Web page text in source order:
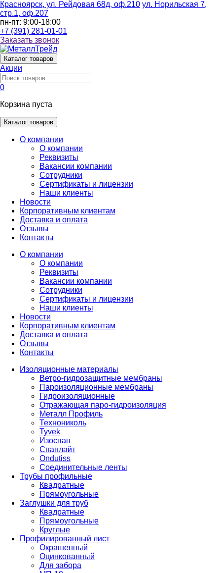
Красноярск, ул. Рейдовая 68д, оф.210 ул. Норильская 7,
стр.1, оф.207
пн-пт: 9:00-18:00
+7 (391) 281-01-01
Заказать звонок
Каталог товаров
Акции
0
Корзина пуста
Каталог товаров
О компании
О компании
Реквизиты
Вакансии компании
Сотрудники
Сертификаты и лицензии
Наши клиенты
Новости
Корпоративным клиентам
Доставка и оплата
Отзывы
Контакты
О компании
О компании
Реквизиты
Вакансии компании
Сотрудники
Сертификаты и лицензии
Наши клиенты
Новости
Корпоративным клиентам
Доставка и оплата
Отзывы
Контакты
Изоляционные материалы
Ветро-гидрозащитные мембраны
Пароизоляционные мембраны
Гидроизоляционные
Отражающая паро-гидроизоляция
Металл Профиль
Технониколь
Tyvek
Изоспан
Спанлайт
Ondutiss
Соединительные ленты
Трубы профильные
Квадратные
Прямоугольные
Заглушки для труб
Квадратные
Прямоугольные
Круглые
Профилированный лист
Окрашенный
Оцинкованный
Для забора